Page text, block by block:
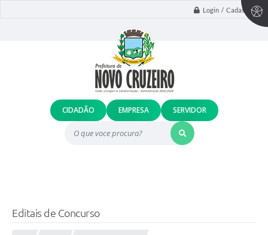
Login / Cadastro
O que voce procura?
CIDADÃO EMPRESA SERVIDOR
Editais de Concurso